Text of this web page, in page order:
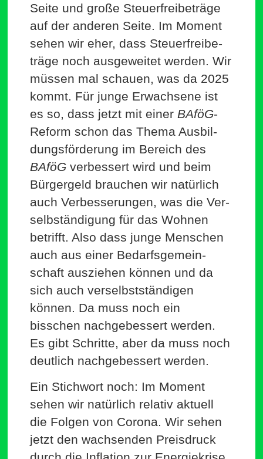
Seite und große Steu­er­frei­be­träge
auf der anderen Seite. Im Moment
sehen wir eher, dass Steu­er­frei­be­
träge noch aus­ge­weitet werden. Wir
müssen mal schauen, was da 2025
kommt. Für junge Erwachsene ist
es so, dass jetzt mit einer BAföG-
Reform schon das Thema Aus­bil­
dungs­för­derung im Bereich des
BAföG ver­bessert wird und beim
Bür­gergeld brauchen wir natürlich
auch Ver­bes­se­rungen, was die Ver­
selb­stän­digung für das Wohnen
betrifft. Also dass junge Men­schen
auch aus einer Bedarfs­ge­mein­
schaft aus­ziehen können und da
sich auch ver­selbst­stän­digen
können. Da muss noch ein
bisschen nach­ge­bessert werden.
Es gibt Schritte, aber da muss noch
deutlich nach­ge­bessert werden.
Ein Stichwort noch: Im Moment
sehen wir natürlich relativ aktuell
die Folgen von Corona. Wir sehen
jetzt den wach­senden Preis­druck